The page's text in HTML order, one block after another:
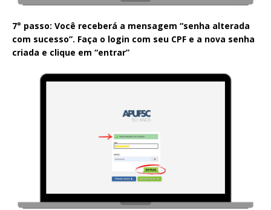
7° passo: Você receberá a mensagem “senha alterada
com sucesso”. Faça o login com seu CPF e a nova senha
criada e clique em “entrar”